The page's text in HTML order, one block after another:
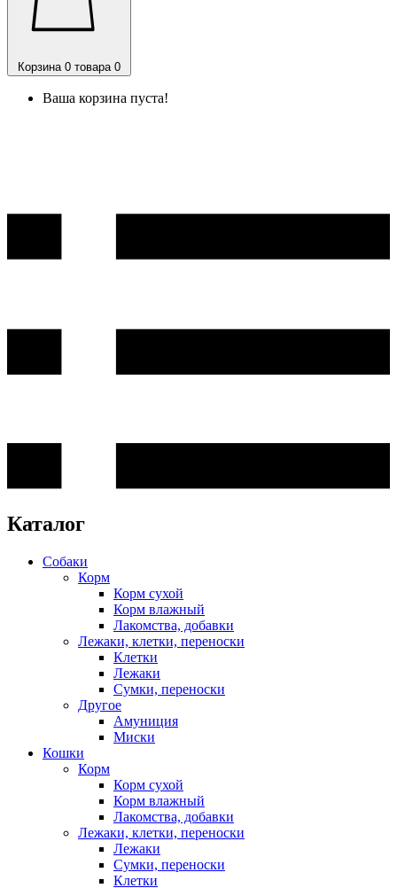
Корзина 0 товара 0
Ваша корзина пуста!
Каталог
Собаки
Корм
Корм сухой
Корм влажный
Лакомства, добавки
Лежаки, клетки, переноски
Клетки
Лежаки
Сумки, переноски
Другое
Амуниция
Миски
Кошки
Корм
Корм сухой
Корм влажный
Лакомства, добавки
Лежаки, клетки, переноски
Лежаки
Сумки, переноски
Клетки